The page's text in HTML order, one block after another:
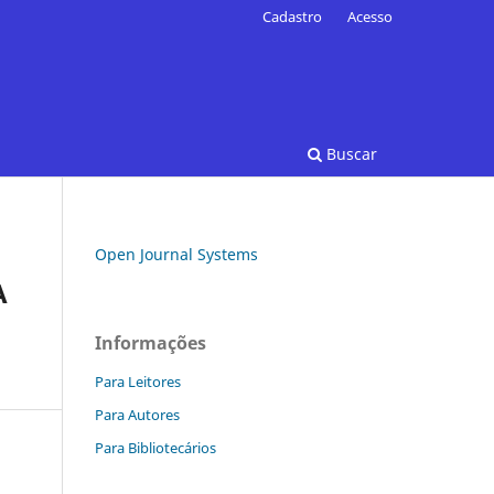
Buscar
Cadastro Acesso
Open Journal Systems
Informações
Para Leitores
Para Autores
Para Bibliotecários